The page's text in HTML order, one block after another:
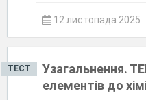
12 листопада 2025
ТЕСТ
Узагальнення.
елементів до